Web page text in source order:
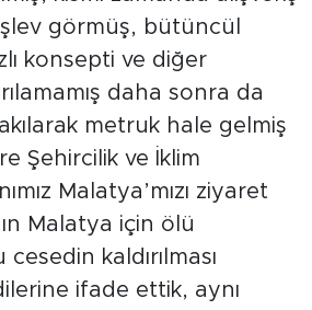
görmüş, bütüncül
konsepti ve diğer
daha sonra da
metruk hale gelmiş
Şehircilik ve İklim
Malatya’mızı ziyaret
Malatya için ölü
kaldırılması
ifade ettik, aynı